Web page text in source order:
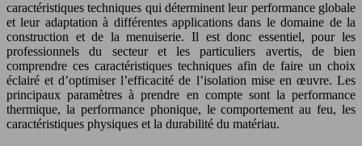
caractéristiques techniques qui déterminent leur performance globale
et leur adaptation à différentes applications dans le domaine de la
construction et de la menuiserie. Il est donc essentiel, pour les
professionnels du secteur et les particuliers avertis, de bien
comprendre ces caractéristiques techniques afin de faire un choix
éclairé et d’optimiser l’efficacité de l’isolation mise en œuvre. Les
principaux paramètres à prendre en compte sont la performance
thermique, la performance phonique, le comportement au feu, les
caractéristiques physiques et la durabilité du matériau.